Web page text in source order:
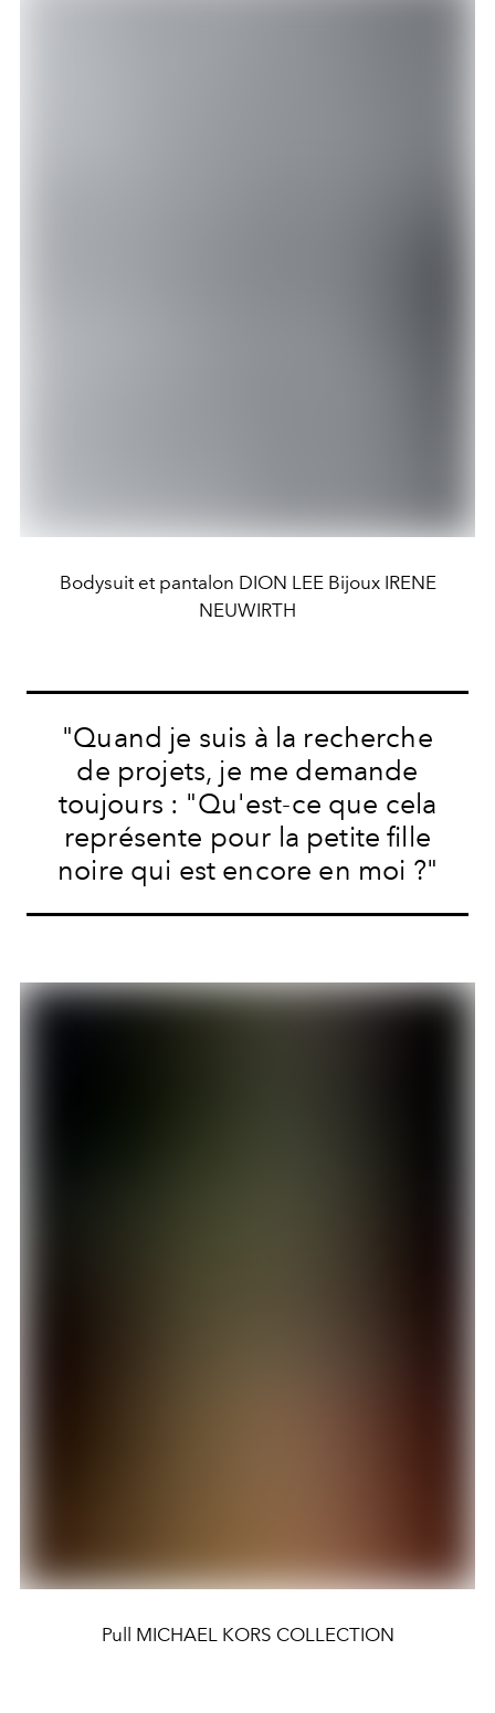
Bodysuit et pantalon DION LEE Bijoux IRENE
NEUWIRTH
"Quand je suis à la recherche
de projets, je me demande
toujours : "Qu'est-ce que cela
représente pour la petite fille
noire qui est encore en moi ?"
Pull MICHAEL KORS COLLECTION